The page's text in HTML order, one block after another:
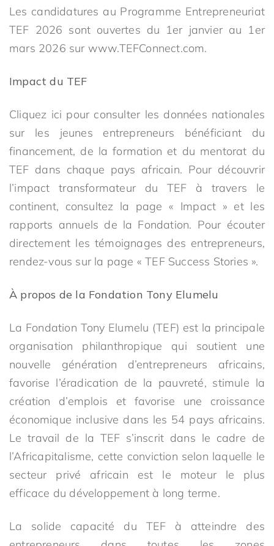
Les candidatures au Programme Entrepreneuriat
TEF 2026 sont ouvertes du 1er janvier au 1er
mars 2026 sur www.TEFConnect.com.
Impact du TEF
Cliquez ici pour consulter les données nationales
sur les jeunes entrepreneurs bénéficiant du
financement, de la formation et du mentorat du
TEF dans chaque pays africain. Pour découvrir
l’impact transformateur du TEF à travers le
continent, consultez la page « Impact » et les
rapports annuels de la Fondation. Pour écouter
directement les témoignages des entrepreneurs,
rendez-vous sur la page « TEF Success Stories ».
À propos de la Fondation Tony Elumelu
La Fondation Tony Elumelu (TEF) est la principale
organisation philanthropique qui soutient une
nouvelle génération d’entrepreneurs africains,
favorise l’éradication de la pauvreté, stimule la
création d’emplois et favorise une croissance
économique inclusive dans les 54 pays africains.
Le travail de la TEF s’inscrit dans le cadre de
l’Africapitalisme, cette conviction selon laquelle le
secteur privé africain est le moteur le plus
efficace du développement à long terme.
La solide capacité du TEF à atteindre des